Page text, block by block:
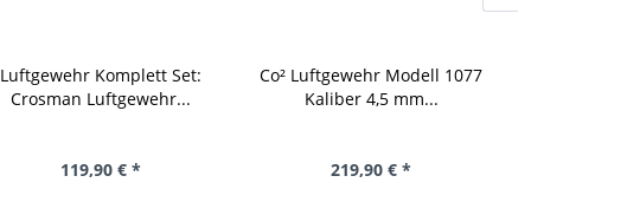
Luftgewehr Komplett Set:
Crosman Luftgewehr...
119,90 € *
Co² Luftgewehr Modell 1077
Kaliber 4,5 mm...
219,90 € *